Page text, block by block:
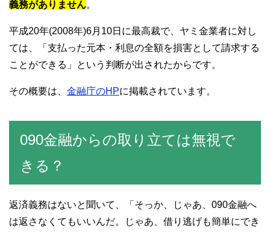
義務がありません。
平成20年(2008年)6月10日に最高裁で、ヤミ金業者に対し
ては、「支払った元本・利息の全額を損害として請求する
ことができる」という判断が出されたからです。
その概要は、 金融庁のHPに掲載されています。
090金融からの取り立ては無視で
きる？
返済義務はないと聞いて、「そっか、じゃあ、090金融へ
は返さなくてもいいんだ。じゃあ、借り逃げも簡単にでき